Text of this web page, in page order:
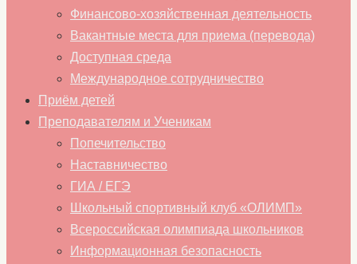
Финансово-хозяйственная деятельность
Вакантные места для приема (перевода)
Доступная среда
Международное сотрудничество
Приём детей
Преподавателям и Ученикам
Попечительство
Наставничество
ГИА / ЕГЭ
Школьный спортивный клуб «ОЛИМП»
Всероссийская олимпиада школьников
Информационная безопасность